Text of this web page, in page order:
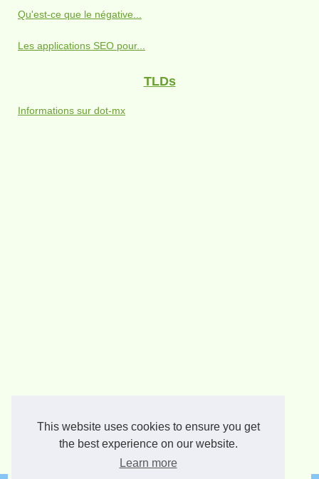
This website uses cookies to ensure you get
the best experience on our website.
Learn more
Qu'est-ce que le négative...
Les applications SEO pour...
TLDs
Informations sur dot-mx